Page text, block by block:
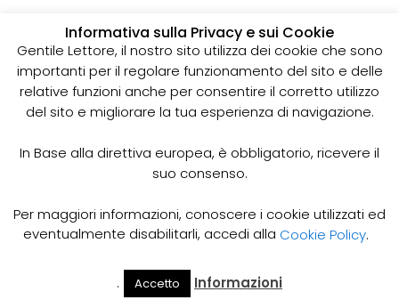
Spurgo 24 Ore 24h?
Il nostro servizio di pronto intervento spurgo 24 ore
24h prevede l’utilizzo di attrezzature e tecniche
specifiche per rimuovere gli ostacoli presenti nelle
tubature e risolvere ogni problema di scarico o
dotato di esperienza e competenza, sarà pronto
ad intervenire in tempi rapidi e con la massima
Quando Richiedere il Servizio di Pronto Intervento
Il servizio di pronto intervento spurgo 24 ore 24h è
particolarmente indicato in caso di:
Cerca Il Mio
Informativa sulla Privacy e sui Cookie
Gentile Lettore, il nostro sito utilizza dei cookie che sono
importanti per il regolare funzionamento del sito e delle
relative funzioni anche per consentire il corretto utilizzo
del sito e migliorare la tua esperienza di navigazione.
In Base alla direttiva europea, è obbligatorio, ricevere il
suo consenso.
Per maggiori informazioni, conoscere i cookie utilizzati ed
eventualmente disabilitarli, accedi alla Cookie Policy.
. Accetto Informazioni